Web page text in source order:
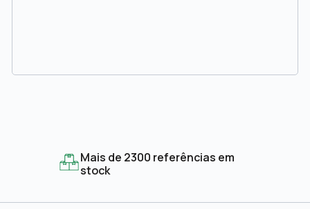
Mais de 2300 referências em
stock